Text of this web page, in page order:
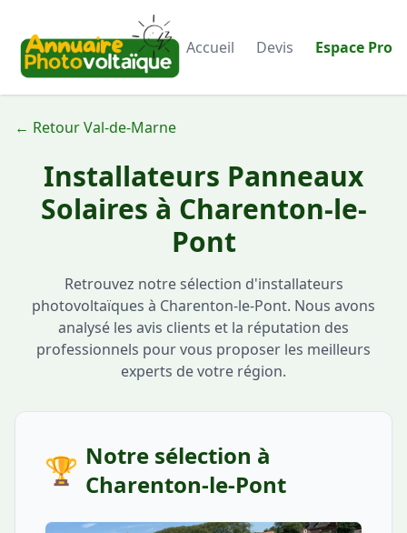
Accueil Devis Espace Pro
← Retour Val-de-Marne
Installateurs Panneaux
Solaires à Charenton-le-
Pont
Retrouvez notre sélection d'installateurs
photovoltaïques à Charenton-le-Pont. Nous avons
analysé les avis clients et la réputation des
professionnels pour vous proposer les meilleurs
experts de votre région.
🏆 Notre sélection à
Charenton-le-Pont